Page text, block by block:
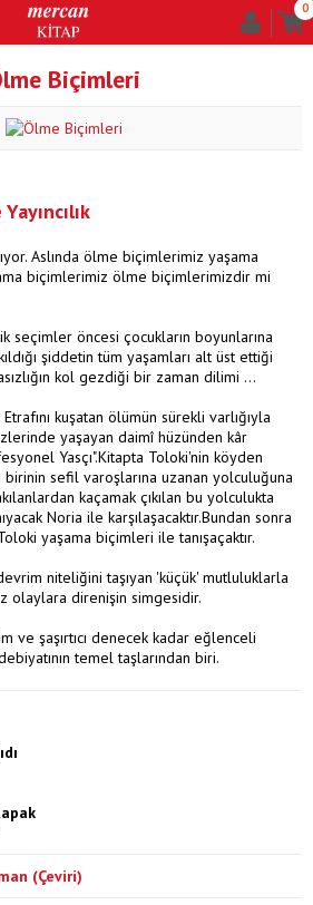
0
Biçimleri
Aslında ölme biçimlerimiz yaşama
biçimlerimiz ölme biçimlerimizdir mi
seçimler öncesi çocukların boyunlarına
şiddetin tüm yaşamları alt üst ettiği
kol gezdiği bir zaman dilimi ...
Etrafını kuşatan ölümün sürekli varlığıyla
yaşayan daimî hüzünden kâr
Yasçı".Kitapta Toloki'nin köyden
sefil varoşlarına uzanan yolculuğuna
kaçamak çıkılan bu yolculukta
Noria ile karşılaşacaktır.Bundan sonra
yaşama biçimleri ile tanışaçaktır.
niteliğini taşıyan 'küçük' mutluluklarla
olaylara direnişin simgesidir.
ve şaşırtıcı denecek kadar eğlenceli
temel taşlarından biri.
(Çeviri)